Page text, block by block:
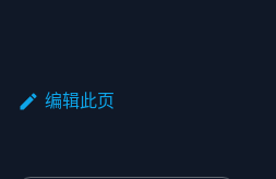
编辑此页